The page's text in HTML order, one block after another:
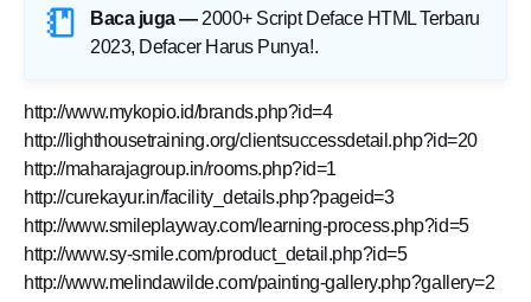
Baca juga — 2000+ Script Deface HTML Terbaru
2023, Defacer Harus Punya!.
http://www.mykopio.id/brands.php?id=4
http://lighthousetraining.org/clientsuccessdetail.php?id=20
http://maharajagroup.in/rooms.php?id=1
http://curekayur.in/facility_details.php?pageid=3
http://www.smileplayway.com/learning-process.php?id=5
http://www.sy-smile.com/product_detail.php?id=5
http://www.melindawilde.com/painting-gallery.php?gallery=2